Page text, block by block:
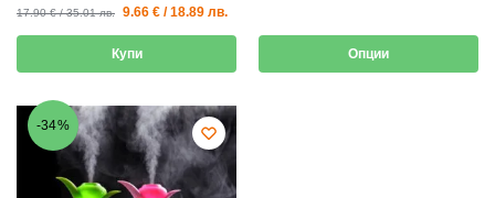
17.90€ /35.01лв. 9.66 € /18.89 лв.
Купи Опции
-34%